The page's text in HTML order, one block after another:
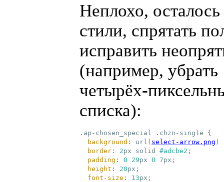
Неплохо,
стили, спрятать
исправить
(например, убрать
четырёх-
списка):
.ap-chosen_special .chzn-single
{
background : url( select-arrow.png )
border : 2px solid #adcbe2 ;
padding : 0 29px 0 7px ;
height : 20px ;
font-size : 13px ;